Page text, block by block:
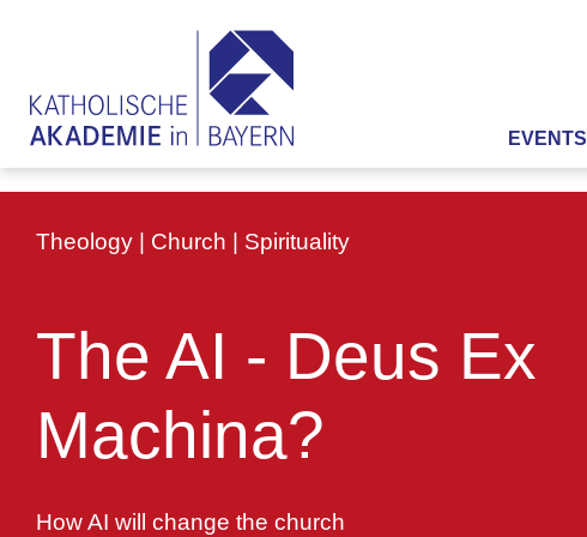
EVENTS
Theology | Church | Spirituality
The AI - Deus Ex
Machina?
How AI will change the church